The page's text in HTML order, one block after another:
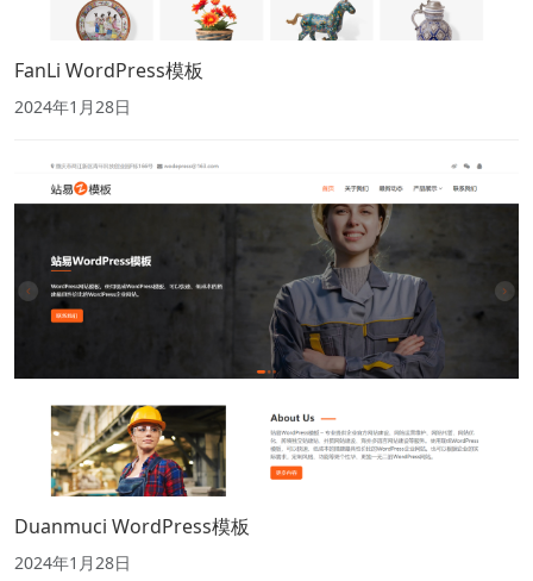
FanLi WordPress模板
2024年1月28日
Duanmuci WordPress模板
2024年1月28日